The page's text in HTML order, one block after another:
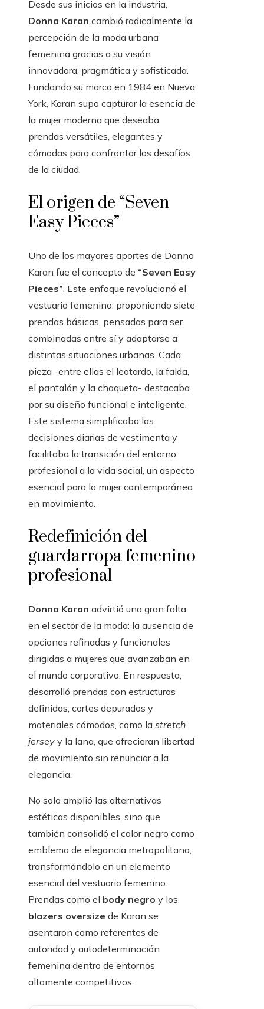
Desde sus inicios en la industria,
Donna Karan cambió radicalmente la
percepción de la moda urbana
femenina gracias a su visión
innovadora, pragmática y sofisticada.
Fundando su marca en 1984 en Nueva
York, Karan supo capturar la esencia de
la mujer moderna que deseaba
prendas versátiles, elegantes y
cómodas para confrontar los desafíos
de la ciudad.
El origen de “Seven
Easy Pieces”
Uno de los mayores aportes de Donna
Karan fue el concepto de “Seven Easy
Pieces”. Este enfoque revolucionó el
vestuario femenino, proponiendo siete
prendas básicas, pensadas para ser
combinadas entre sí y adaptarse a
distintas situaciones urbanas. Cada
pieza -entre ellas el leotardo, la falda,
el pantalón y la chaqueta- destacaba
por su diseño funcional e inteligente.
Este sistema simplificaba las
decisiones diarias de vestimenta y
facilitaba la transición del entorno
profesional a la vida social, un aspecto
esencial para la mujer contemporánea
en movimiento.
Redefinición del
guardarropa femenino
profesional
Donna Karan advirtió una gran falta
en el sector de la moda: la ausencia de
opciones refinadas y funcionales
dirigidas a mujeres que avanzaban en
el mundo corporativo. En respuesta,
desarrolló prendas con estructuras
definidas, cortes depurados y
materiales cómodos, como la stretch
jersey y la lana, que ofrecieran libertad
de movimiento sin renunciar a la
elegancia.
No solo amplió las alternativas
estéticas disponibles, sino que
también consolidó el color negro como
emblema de elegancia metropolitana,
transformándolo en un elemento
esencial del vestuario femenino.
Prendas como el body negro y los
blazers oversize de Karan se
asentaron como referentes de
autoridad y autodeterminación
femenina dentro de entornos
altamente competitivos.